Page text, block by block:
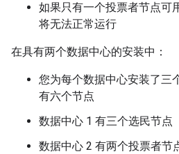
如果只有一个投票者节点可
将无法正常运行
在具有两个数据中心的安装中：
您为每个数据中心安装了三
有六个节点
数据中心 1 有三个选民节点
数据中心 2 有两个投票者节